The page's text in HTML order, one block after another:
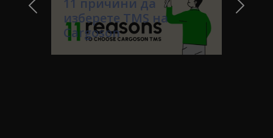
11 причини да
изберете TMS на
Cargoson
Previous Slide Next